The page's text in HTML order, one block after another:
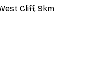
Cliff, 9km